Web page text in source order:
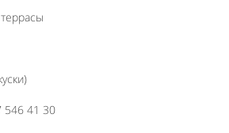
546 41 30